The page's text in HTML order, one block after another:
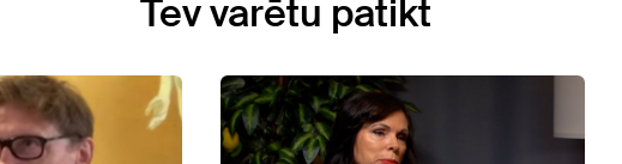
Tev varētu patikt